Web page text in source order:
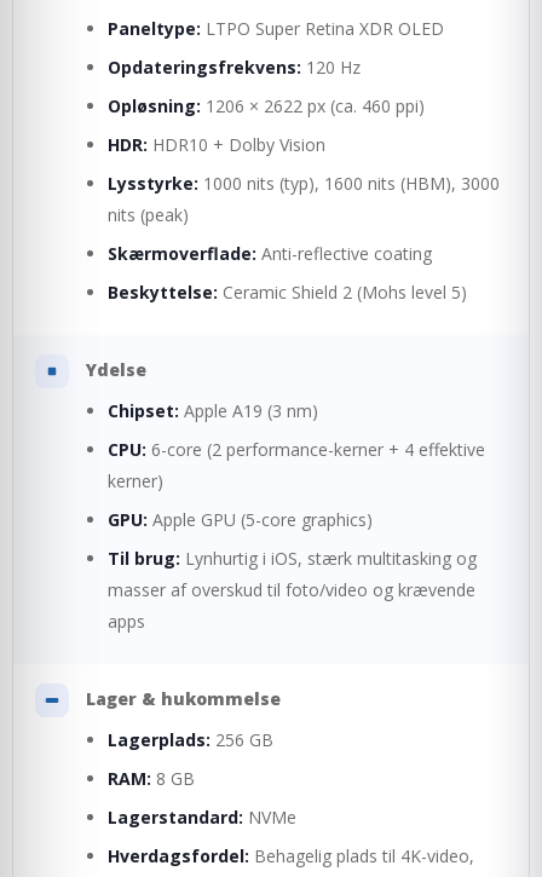
Paneltype: LTPO Super Retina XDR OLED
Opdateringsfrekvens: 120 Hz
Opløsning: 1206 × 2622 px (ca. 460 ppi)
HDR: HDR10 + Dolby Vision
Lysstyrke: 1000 nits (typ), 1600 nits (HBM), 3000
nits (peak)
Skærmoverflade: Anti-reflective coating
Beskyttelse: Ceramic Shield 2 (Mohs level 5)
Ydelse
Chipset: Apple A19 (3 nm)
CPU: 6-core (2 performance-kerner + 4 effektive
kerner)
GPU: Apple GPU (5-core graphics)
Til brug: Lynhurtig i iOS, stærk multitasking og
masser af overskud til foto/video og krævende
apps
Lager & hukommelse
Lagerplads: 256 GB
RAM: 8 GB
Lagerstandard: NVMe
Hverdagsfordel: Behagelig plads til 4K-video,